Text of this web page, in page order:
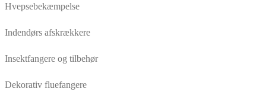
Hvepsebekæmpelse
Indendørs afskrækkere
Insektfangere og tilbehør
Dekorativ fluefangere